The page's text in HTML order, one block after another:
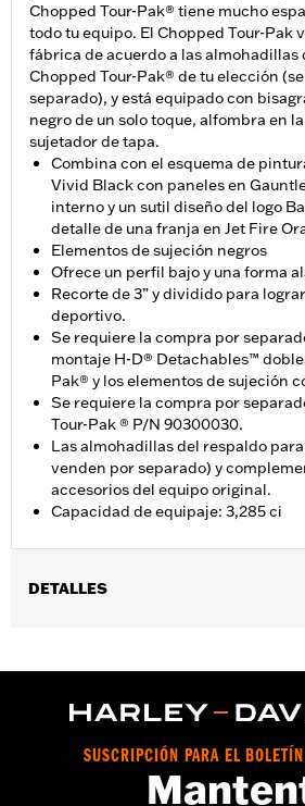
Chopped Tour-Pak® tiene mucho
todo tu equipo. El Chopped Tour-Pak
fábrica de acuerdo a las almohadillas
Chopped Tour-Pak® de tu elección
separado), y está equipado con
negro de un solo toque, alfombra en
sujetador de tapa.
Combina con el esquema de
Vivid Black con paneles en
interno y un sutil diseño del logo
detalle de una franja en Jet Fire
Elementos de sujeción negros
Ofrece un perfil bajo y una forma
Recorte de 3” y dividido para
deportivo.
Se requiere la compra por
montaje H-D® Detachables™
Pak® y los elementos de sujeción
Se requiere la compra por
Tour-Pak ® P/N 90300030.
Las almohadillas del respaldo
venden por separado) y
accesorios del equipo original.
Capacidad de equipaje: 3,285 ci
DETALLES
específicos. No se adapta a modelos
compra por separado de soportes de
Detachables™ dobles o individuales
del kit de cerradura Tour-Pak con
SUSCRIPCIÓN PARA EL